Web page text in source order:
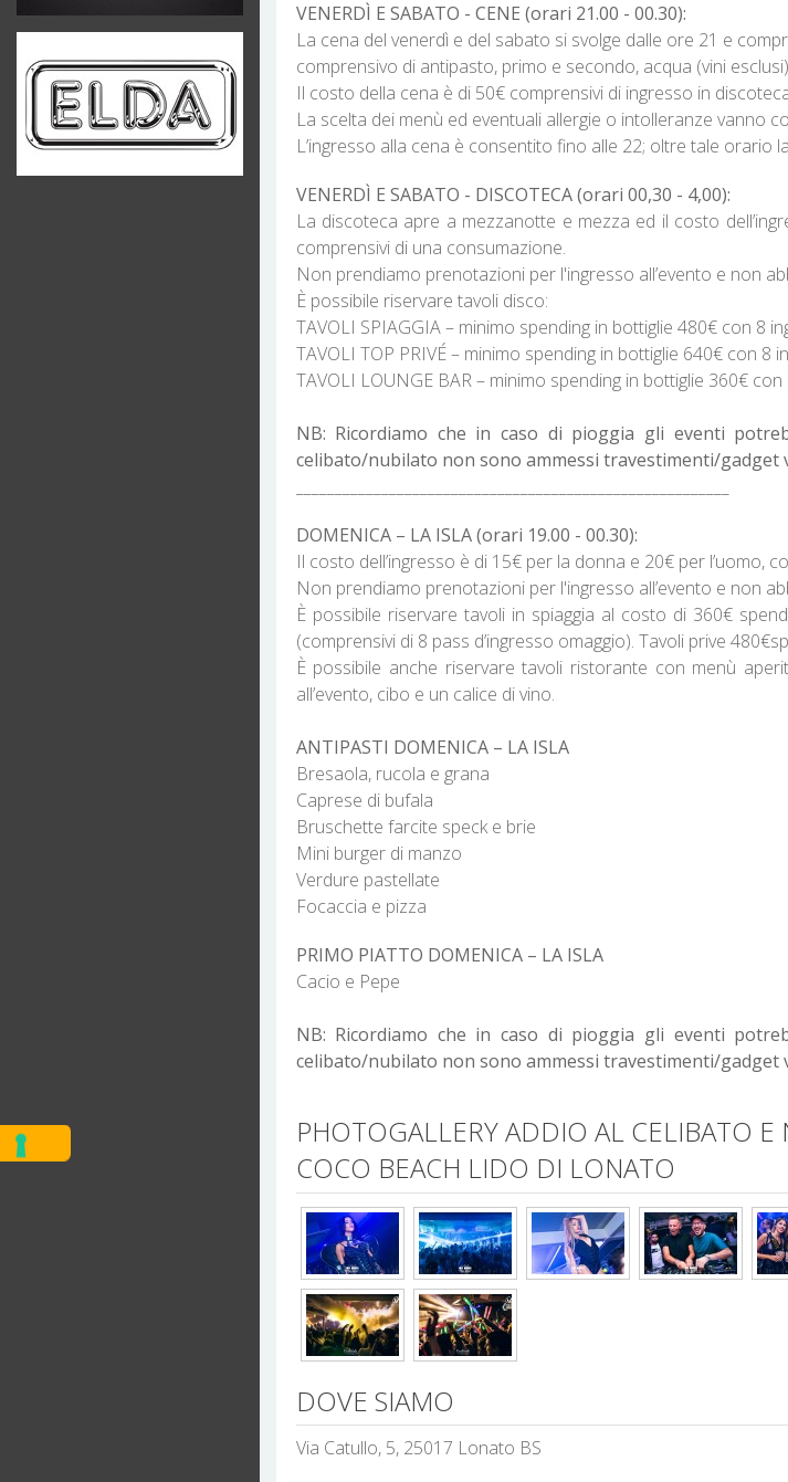
VENERDÌ E SABATO - CENE (orari 21.00 - 00.30):
La cena del venerdì e del sabato si svolge dalle ore 21 e
comprensivo di antipasto, primo e secondo, acqua (vini
Il costo della cena è di 50€ comprensivi di ingresso in
La scelta dei menù ed eventuali allergie o intolleranze vanno
L’ingresso alla cena è consentito fino alle 22; oltre tale orario
VENERDÌ E SABATO - DISCOTECA (orari 00,30 - 4,00):
La discoteca apre a mezzanotte e mezza ed il costo
comprensivi di una consumazione.
Non prendiamo prenotazioni per l'ingresso all’evento e non
È possibile riservare tavoli disco:
TAVOLI SPIAGGIA – minimo spending in bottiglie 480€ con 8
TAVOLI TOP PRIVÉ – minimo spending in bottiglie 640€ con 8
TAVOLI LOUNGE BAR – minimo spending in bottiglie 360€
NB: Ricordiamo che in caso di pioggia gli eventi
celibato/nubilato non sono ammessi travestimenti/gadget
DOMENICA – LA ISLA (orari 19.00 - 00.30):
Il costo dell’ingresso è di 15€ per la donna e 20€ per l’uomo,
Non prendiamo prenotazioni per l'ingresso all’evento e non
È possibile riservare tavoli in spiaggia al costo di 360€
(comprensivi di 8 pass d’ingresso omaggio). Tavoli prive
È possibile anche riservare tavoli ristorante con menù
all’evento, cibo e un calice di vino.
ANTIPASTI DOMENICA – LA ISLA
Bresaola, rucola e grana
Caprese di bufala
Bruschette farcite speck e brie
Mini burger di manzo
Verdure pastellate
Focaccia e pizza
PRIMO PIATTO DOMENICA – LA ISLA
Cacio e Pepe
NB: Ricordiamo che in caso di pioggia gli eventi
celibato/nubilato non sono ammessi travestimenti/gadget
PHOTOGALLERY ADDIO AL CELIBATO
COCO BEACH LIDO DI LONATO
DOVE SIAMO
Via Catullo, 5, 25017 Lonato BS